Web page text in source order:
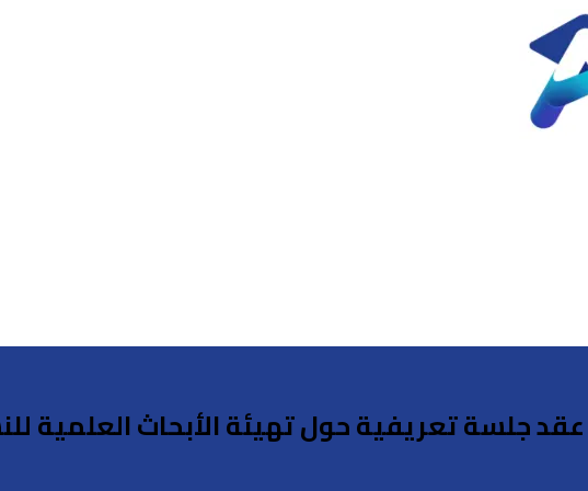
جلسة تعريفية حول تهيئة الأبحاث العلمية